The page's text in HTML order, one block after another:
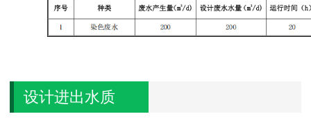
设计进出水质